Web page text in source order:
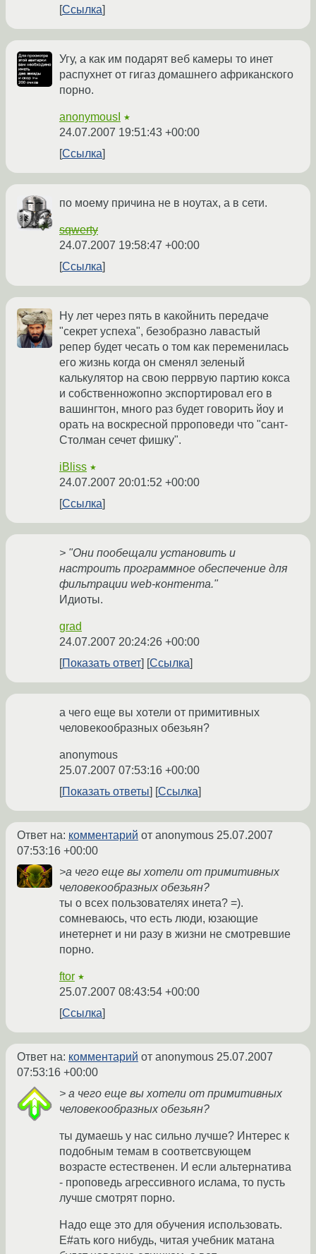
Ссылка
Угу, а как им подарят веб камеры то инет
распухнет от гигаз домашнего африканского
порно.
anonymousI ★
24.07.2007 19:51:43 +00:00
Ссылка
по моему причина не в ноутах, а в сети.
sqwerty
24.07.2007 19:58:47 +00:00
Ссылка
Ну лет через пять в какойнить передаче
"секрет успеха", безобразно лавастый
репер будет чесать о том как переменилась
его жизнь когда он сменял зеленый
калькулятор на свою перрвую партию кокса
и собственножопно экспортировал его в
вашингтон, много раз будет говорить йоу и
орать на воскресной прроповеди что "сант-
Столман сечет фишку".
iBliss ★
24.07.2007 20:01:52 +00:00
Ссылка
> "Они пообещали установить и
настроить программное обеспечение для
фильтрации web-контента."
Идиоты.
grad
24.07.2007 20:24:26 +00:00
Показать ответ
Ссылка
а чего еще вы хотели от примитивных
человекообразных обезьян?
anonymous
25.07.2007 07:53:16 +00:00
Показать ответы
Ссылка
Ответ на: комментарий от anonymous 25.07.2007
07:53:16 +00:00
>а чего еще вы хотели от примитивных
человекообразных обезьян?
ты о всех пользователях инета? =).
сомневаюсь, что есть люди, юзающие
инетернет и ни разу в жизни не смотревшие
порно.
ftor ★
25.07.2007 08:43:54 +00:00
Ссылка
Ответ на: комментарий от anonymous 25.07.2007
07:53:16 +00:00
> а чего еще вы хотели от примитивных
человекообразных обезьян?
ты думаешь у нас сильно лучше? Интерес к
подобным темам в соответсвующем
возрасте естественен. И если альтернатива
- проповедь агрессивного ислама, то пусть
лучше смотрят порно.
Надо еще это для обучения использовать.
Е#ать кого нибудь, читая учебник матана